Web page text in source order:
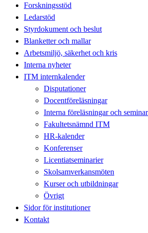
Forskningsstöd
Ledarstöd
Styrdokument och beslut
Blanketter och mallar
Arbetsmiljö, säkerhet och kris
Interna nyheter
ITM internkalender
Disputationer
Docentföreläsningar
Interna föreläsningar och
Fakultetsnämnd ITM
HR-kalender
Konferenser
Licentiatseminarier
Skolsamverkansmöten
Kurser och utbildningar
Övrigt
Sidor för institutioner
Kontakt